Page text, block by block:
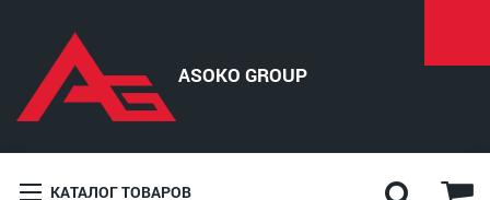
КАТАЛОГ ТОВАРОВ